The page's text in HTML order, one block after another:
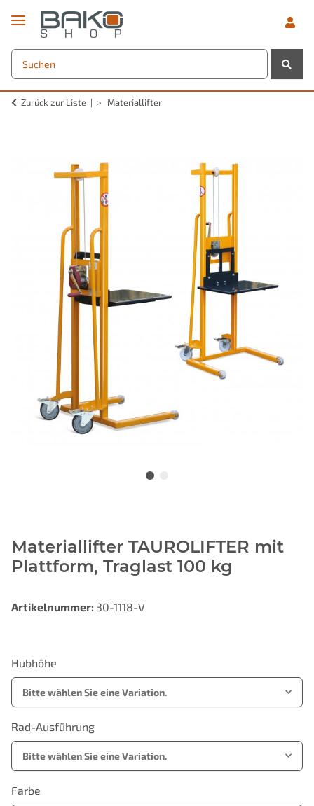
Zurück zur Liste Materiallifter
Materiallifter TAUROLIFTER mit
Plattform, Traglast 100 kg
Artikelnummer: 30-1118-V
Hubhöhe
Bitte wählen Sie eine Variation.
Rad-Ausführung
Bitte wählen Sie eine Variation.
Farbe